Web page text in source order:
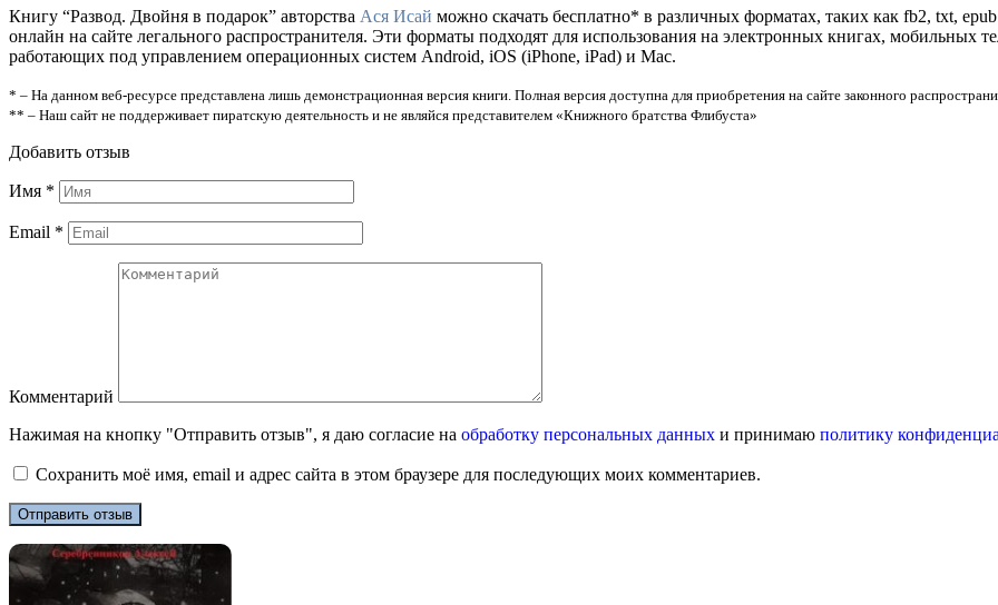
Книгу “Развод. Двойня в подарок” авторства Ася Исай можно скачать бесплатно* в различных форматах, таких как fb2, txt,
онлайн на сайте легального распространителя. Эти форматы подходят для использования на электронных книгах, мобильных
работающих под управлением операционных систем Android, iOS (iPhone, iPad) и Mac.
* – На данном веб-ресурсе представлена лишь демонстрационная версия книги. Полная версия доступна для приобретения на сайте законного
** – Наш сайт не поддерживает пиратскую деятельность и не являйся представителем «Книжного братства Флибуста»
Добавить отзыв
Имя *
Email *
Комментарий
Нажимая на кнопку "Отправить отзыв", я даю согласие на обработку персональных данных и принимаю политику
Сохранить моё имя, email и адрес сайта в этом браузере для последующих моих комментариев.